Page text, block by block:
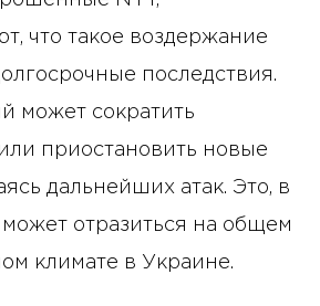
что такое воздержание
последствия.
может сократить
приостановить новые
дальнейших атак. Это, в
отразиться на общем
климате в Украине.